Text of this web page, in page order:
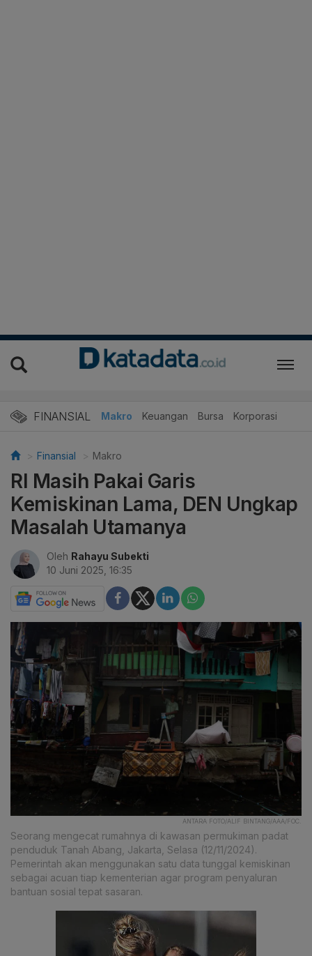
FINANSIAL Makro Keuangan Bursa Korporasi
Finansial Makro
RI Masih Pakai Garis
Kemiskinan Lama, DEN Ungkap
Masalah Utamanya
Oleh Rahayu Subekti
10 Juni 2025, 16:35
ANTARA FOTO/ALIF BINTANG/AAA/FOC.
Seorang mengecat rumahnya di kawasan permukiman padat
penduduk Tanah Abang, Jakarta, Selasa (12/11/2024).
Pemerintah akan menggunakan satu data tunggal kemiskinan
sebagai acuan tiap kementerian agar program penyaluran
bantuan sosial tepat sasaran.